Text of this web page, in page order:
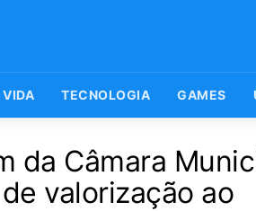
VIDA TECNOLOGIA GAMES
da Câmara
valorização ao